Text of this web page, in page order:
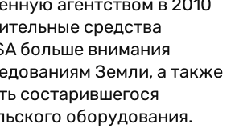
агентством в 2010
средства
больше внимания
Земли, а также
состарившегося
оборудования.